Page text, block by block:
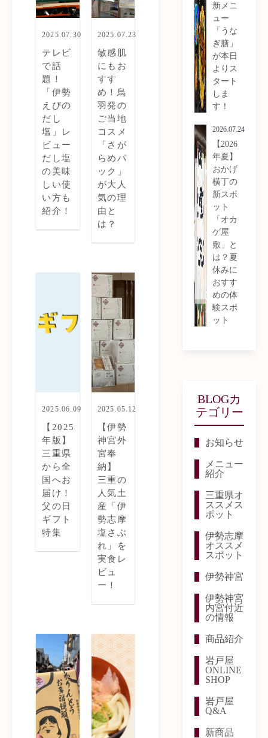
2025.07.30
テレビ
で話
題！
「伊勢
えびの
だし
塩」レ
ビュー
だし塩
の美味
しい使
い方も
紹介！
2025.07.23
敏感肌
にもお
すす
め！鳥
羽発の
ご当地
コスメ
「さが
らめパ
ック」
が大人
気の理
由と
は？
2025.06.09
【2025
年版】
三重県
から全
国へお
届け！
父の日
ギフト
特集
2025.05.12
【伊勢
神宮外
宮奉
納】
三重の
人気土
産「伊
勢志摩
塩さぶ
れ」を
実食レ
ビュ
ー！
新メニ
ュー
「うな
ぎ膳」
が本日
よりス
タート
しま
す！
2026.07.24
【2026
年夏】
おかげ
横丁の
新スポ
ット
「オカ
ゲ屋
敷」と
は？夏
休みに
おすす
めの体
験スポ
ット
BLOGカ
テゴリー
お知らせ
メニュー
紹介
三重県オ
ススメス
ポット
伊勢志摩
オススメ
スポット
伊勢神宮
伊勢神宮
内宮付近
の情報
商品紹介
岩戸屋
ONLINE
SHOP
岩戸屋
Q&A
新商品